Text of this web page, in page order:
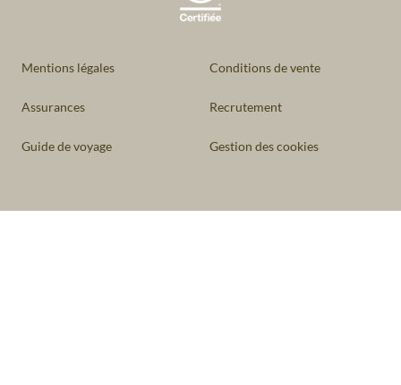
Mentions légales Conditions de vente
Assurances Recrutement
Guide de voyage Gestion des cookies